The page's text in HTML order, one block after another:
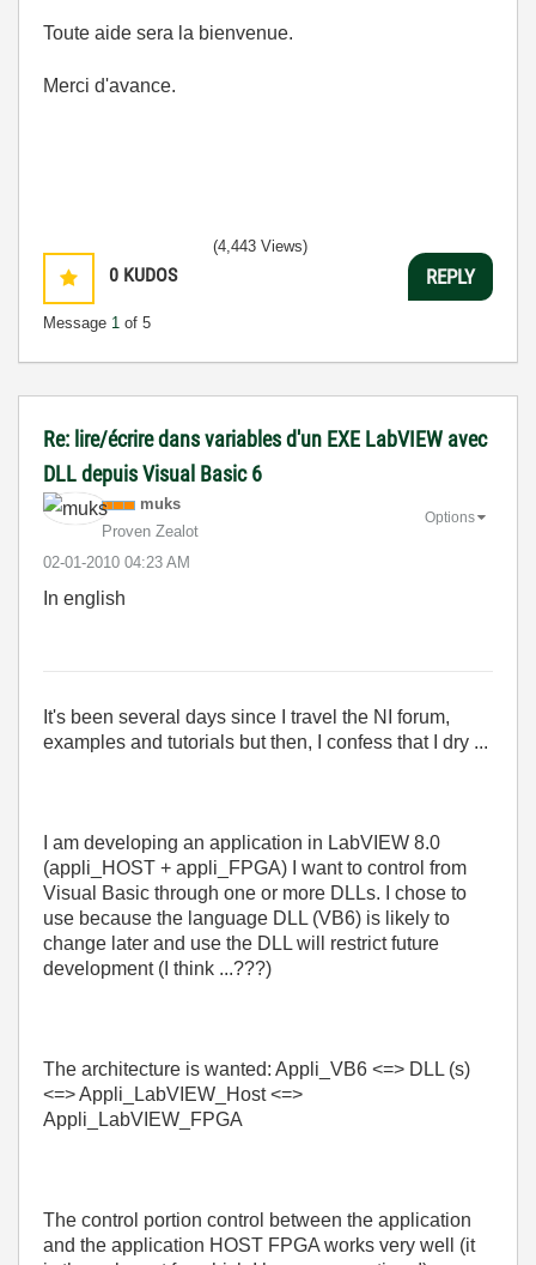
Toute aide sera la bienvenue.
Merci d'avance.
0 KUDOS
Message 1 of 5
(4,443 Views)
REPLY
Re: lire/écrire dans variables d'un EXE LabVIEW avec
DLL depuis Visual Basic 6
muks
Proven Zealot
‎02-01-2010 04:23 AM
Options
In english
It's been several days since I travel the NI forum,
examples and tutorials but then, I confess that I dry ...
I am developing an application in LabVIEW 8.0
(appli_HOST + appli_FPGA) I want to control from
Visual Basic through one or more DLLs.
I chose to
use because the language DLL (VB6) is likely to
change later and use the DLL will restrict future
development (I think ...???)
The architecture is wanted: Appli_VB6 <=> DLL (s)
<=> Appli_LabVIEW_Host <=>
Appli_LabVIEW_FPGA
The control portion control between the application
and the application HOST FPGA works very well (it